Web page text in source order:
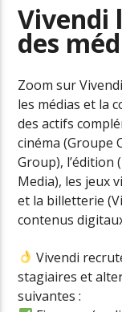
Vivendi
des
Zoom sur
les médias et la
des actifs
cinéma (Groupe
Group), l’édition
Media), les jeux
et la billetterie
contenus
Vivendi
stagiaires et
suivantes :